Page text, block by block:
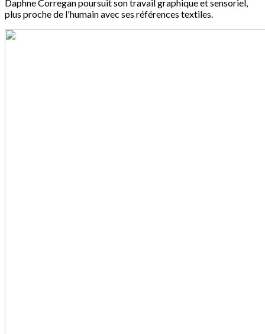
Daphne Corregan poursuit son travail graphique et sensoriel,
plus proche de l'humain avec ses références textiles.